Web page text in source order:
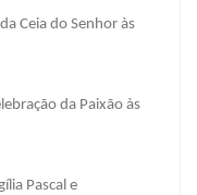
Ceia do Senhor às
da Paixão às
Pascal e